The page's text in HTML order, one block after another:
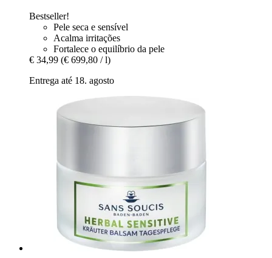
Bestseller!
Pele seca e sensível
Acalma irritações
Fortalece o equilíbrio da pele
€ 34,99 (€ 699,80 / l)
Entrega até 18. agosto